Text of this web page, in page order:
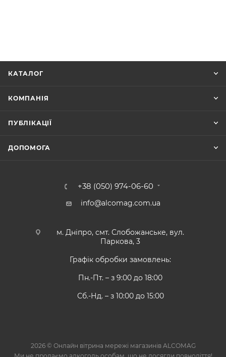
КАТАЛОГ
КОМПАНІЯ
ПУБЛІКАЦІЇ
ДОПОМОГА
+38 (050) 974-06-60
info@alcomag.com.ua
м. Дніпро, смт. Слобожанське, вул.
Паркова, 3
Графік обробки замовлень:
Пн.-Пт. – з 9:00 до 18:00
Сб.-Нд. – з 10:00 до 15:00
2026 © Онлайн вітрина мережі магазинів ALCOMAG